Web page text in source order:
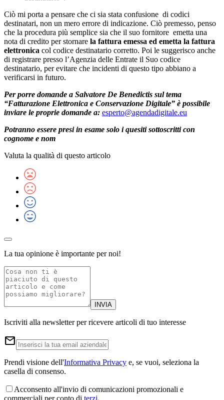
destinatario”.
Ciò mi porta a pensare che ci sia stata confusione di codici
destinatari, non un mero errore di indicazione. Ciò premesso, penso
che la procedura più semplice sia che il suo fornitore emetta una
nota di credito per stornarela fattura emessa ed emetta la fattura
elettronicacol codice destinatario corretto. Poi le suggerisco anche
di registrare presso l’Agenzia delle Entrate il Suo codice
verificarsi in futuro.
Per porre domande a Salvatore De Benedictis sul tema
“Fatturazione Elettronica e Conservazione Digitale” è possibile
inviare le proprie domande a:esperto@agendadigitale.eu
Potranno essere presi in esame solo i quesiti sottoscritti con
cognome e nom
Valuta la qualità di questo articolo
La tua opinione è importante per noi!
INVIA
Iscriviti alla newsletter per ricevere articoli di tuo interesse
email
casella di consenso.